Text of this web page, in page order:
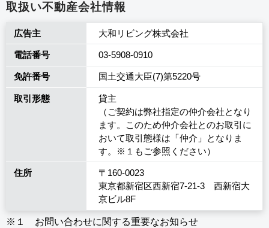
取扱い不動産会社情報
広告主 大和リビング株式会社
電話番号 03-5908-0910
免許番号 国土交通大臣(7)第5220号
取引形態
貸主
（ご契約は弊社指定の仲介会社となり
ます。このため仲介会社とのお取引に
おいて取引態様は「仲介」となりま
す。※１もご参照ください）
住所
〒160-0023
東京都新宿区西新宿7-21-3 西新宿大
京ビル8F
※１ お問い合わせに関する重要なお知らせ